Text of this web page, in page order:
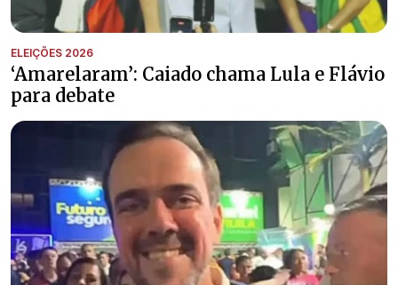
ELEIÇÕES 2026
‘Amarelaram’: Caiado chama Lula e Flávio
para debate